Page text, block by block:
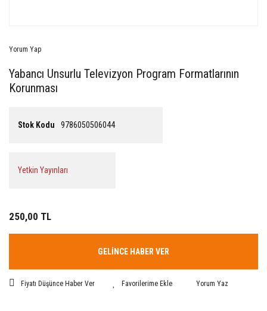
Yorum Yap
Yabancı Unsurlu Televizyon Program Formatlarının
Korunması
Stok Kodu 9786050506044
Yetkin Yayınları
250,00 TL
GELİNCE HABER VER
Fiyatı Düşünce Haber Ver Yorum Yaz